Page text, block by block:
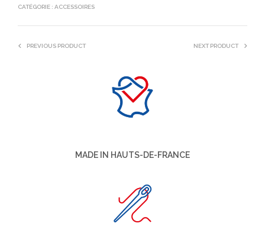
CATÉGORIE : ACCESSOIRES
PREVIOUS PRODUCT NEXT PRODUCT
MADE IN HAUTS-DE-FRANCE